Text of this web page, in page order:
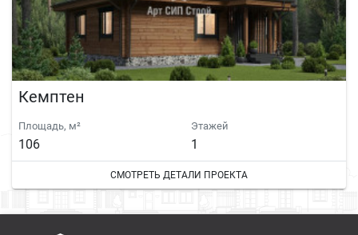
Кемптен
Площадь, м²
106
Этажей
1
СМОТРЕТЬ ДЕТАЛИ ПРОЕКТА